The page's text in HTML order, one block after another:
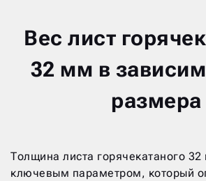
Вес лист
32 мм в
размера
Толщина листа горячекатаного
ключевым параметром, который